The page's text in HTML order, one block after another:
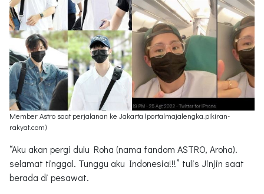
Member Astro saat perjalanan ke Jakarta (portalmajalengka.pikiran-
rakyat.com)
“Aku akan pergi dulu Roha (nama fandom ASTRO, Aroha).
selamat tinggal. Tunggu aku Indonesia!!!” tulis Jinjin saat
berada di pesawat.